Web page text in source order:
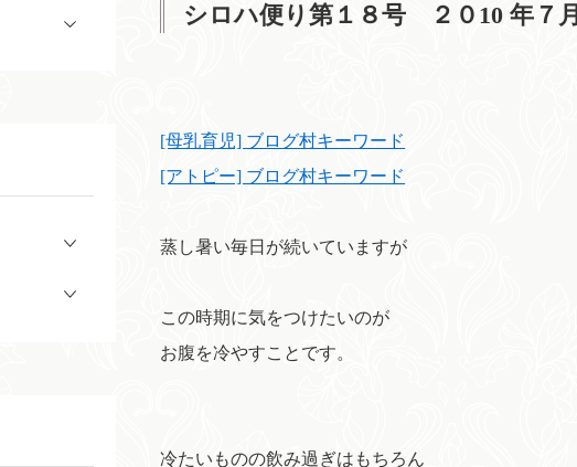
シロハ便り第１８号 ２０10 年７月
[母乳育児] ブログ村キーワード
[アトピー] ブログ村キーワード
蒸し暑い毎日が続いていますが
この時期に気をつけたいのが
お腹を冷やすことです。
冷たいものの飲み過ぎはもちろん